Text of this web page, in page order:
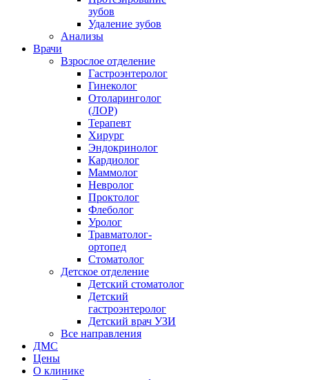
зубов
Удаление зубов
Анализы
Врачи
Взрослое отделение
Гастроэнтеролог
Гинеколог
Отоларинголог
(ЛОР)
Терапевт
Хирург
Эндокринолог
Кардиолог
Маммолог
Невролог
Проктолог
Флеболог
Уролог
Травматолог-
ортопед
Стоматолог
Детское отделение
Детский стоматолог
Детский
гастроэнтеролог
Детский врач УЗИ
Все направления
ДМС
Цены
О клинике